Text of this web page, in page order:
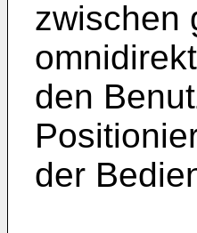
zwischen
den
der